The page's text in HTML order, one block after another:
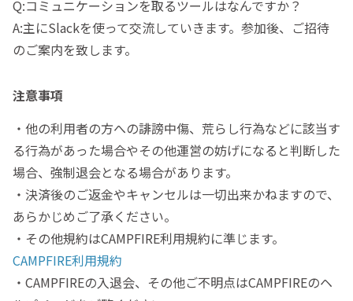
Q:コミュニケーションを取るツールはなんですか？
A:主にSlackを使って交流していきます。参加後、ご招待
のご案内を致します。
注意事項
・他の利用者の方への誹謗中傷、荒らし行為などに該当す
る行為があった場合やその他運営の妨げになると判断した
場合、強制退会となる場合があります。
・決済後のご返金やキャンセルは一切出来かねますので、
あらかじめご了承ください。
・その他規約はCAMPFIRE利用規約に準じます。
CAMPFIRE利用規約
・CAMPFIREの入退会、その他ご不明点はCAMPFIREのヘ